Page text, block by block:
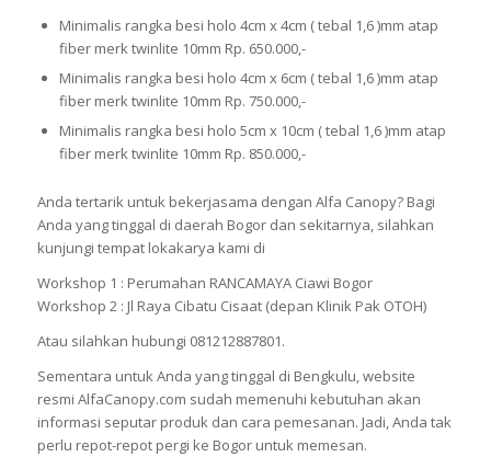
Minimalis rangka besi holo 4cm x 4cm ( tebal 1,6 )mm atap
fiber merk twinlite 10mm Rp. 650.000,-
Minimalis rangka besi holo 4cm x 6cm ( tebal 1,6 )mm atap
fiber merk twinlite 10mm Rp. 750.000,-
Minimalis rangka besi holo 5cm x 10cm ( tebal 1,6 )mm atap
fiber merk twinlite 10mm Rp. 850.000,-
Anda tertarik untuk bekerjasama dengan Alfa Canopy? Bagi
Anda yang tinggal di daerah Bogor dan sekitarnya, silahkan
kunjungi tempat lokakarya kami di
Workshop 1 : Perumahan RANCAMAYA Ciawi Bogor
Workshop 2 : Jl Raya Cibatu Cisaat (depan Klinik Pak OTOH)
Atau silahkan hubungi 081212887801.
Sementara untuk Anda yang tinggal di Bengkulu, website
resmi AlfaCanopy.com sudah memenuhi kebutuhan akan
informasi seputar produk dan cara pemesanan. Jadi, Anda tak
perlu repot-repot pergi ke Bogor untuk memesan.